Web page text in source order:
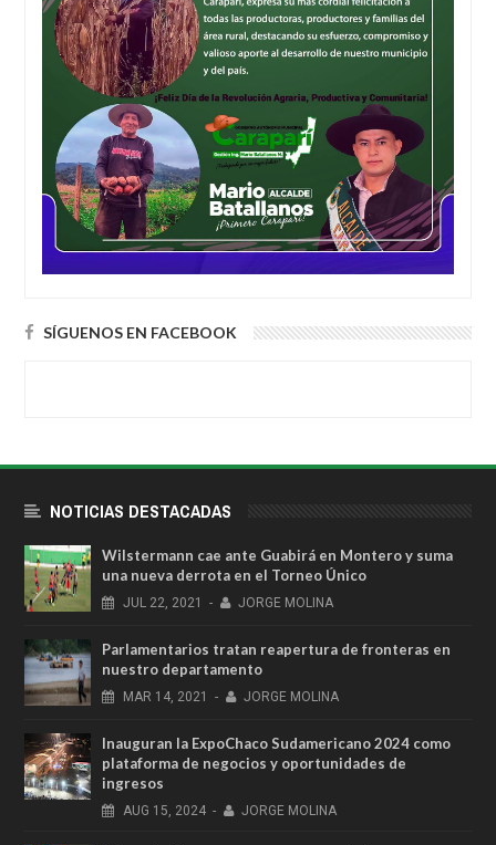
SÍGUENOS EN FACEBOOK
NOTICIAS DESTACADAS
Wilstermann cae ante Guabirá en Montero y suma
una nueva derrota en el Torneo Único
JUL 22, 2021 - JORGE MOLINA
Parlamentarios tratan reapertura de fronteras en
nuestro departamento
MAR 14, 2021 - JORGE MOLINA
Inauguran la ExpoChaco Sudamericano 2024 como
plataforma de negocios y oportunidades de
ingresos
AUG 15, 2024 - JORGE MOLINA